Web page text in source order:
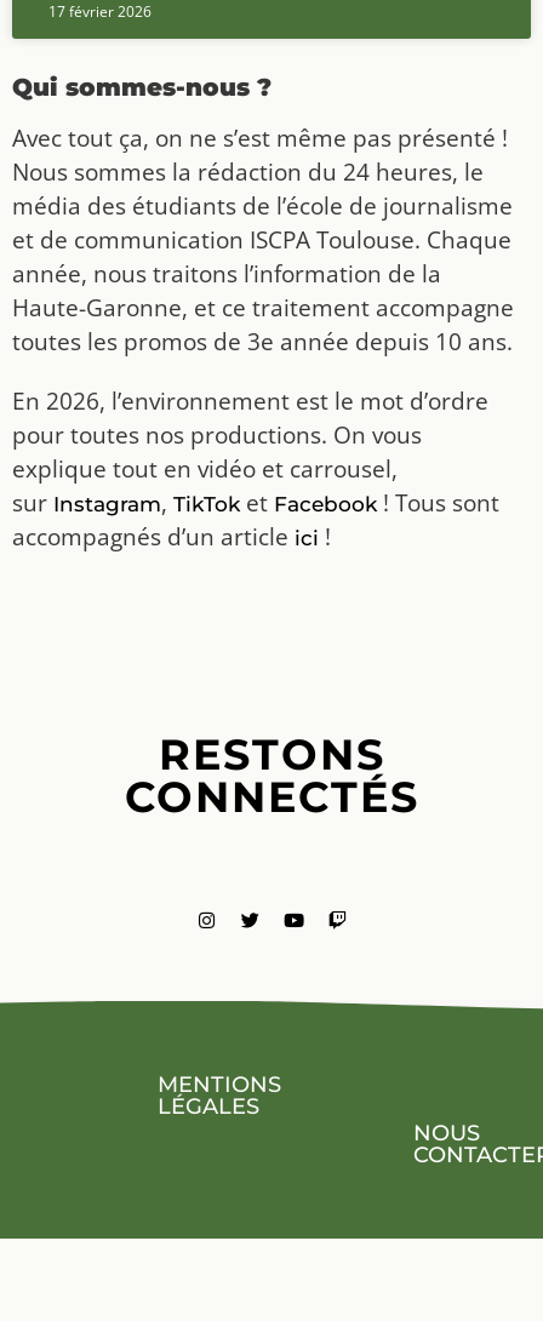
Haute-Garonne, et ce traitement accompagne
En 2026, l’environnement est le mot d’ordre
pour toutes nos productions. On vous
explique tout en vidéo et carrousel,
sur
,TikTok etFacebook
! Tous sont
accompagnés d’un article
!
RESTONS
CONNECTÉS
MENTIONS